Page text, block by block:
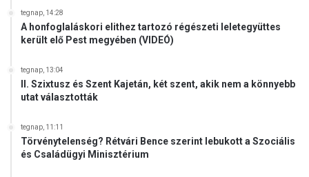
tegnap, 14:28
A honfoglaláskori elithez tartozó régészeti leletegyüttes
került elő Pest megyében (VIDEÓ)
tegnap, 13:04
II. Szixtusz és Szent Kajetán, két szent, akik nem a könnyebb
utat választották
tegnap, 11:11
Törvénytelenség? Rétvári Bence szerint lebukott a Szociális
és Családügyi Minisztérium